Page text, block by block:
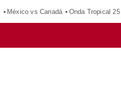
México vs Canadá Onda Tropical 25